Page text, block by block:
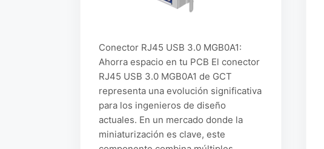
Conector RJ45 USB 3.0 MGB0A1:
Ahorra espacio en tu PCB El conector
RJ45 USB 3.0 MGB0A1 de GCT
representa una evolución significativa
para los ingenieros de diseño
actuales. En un mercado donde la
miniaturización es clave, este